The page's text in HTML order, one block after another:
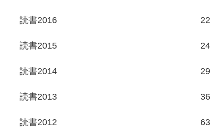
読書2016 22
読書2015 24
読書2014 29
読書2013 36
読書2012 63